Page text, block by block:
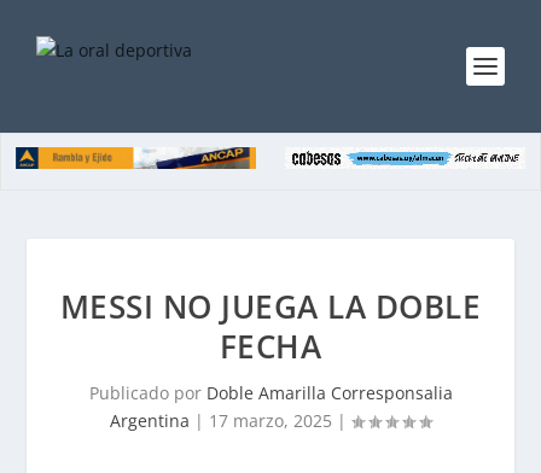
MESSI NO JUEGA LA DOBLE
FECHA
Publicado por Doble Amarilla Corresponsalia
Argentina | 17 marzo, 2025 |